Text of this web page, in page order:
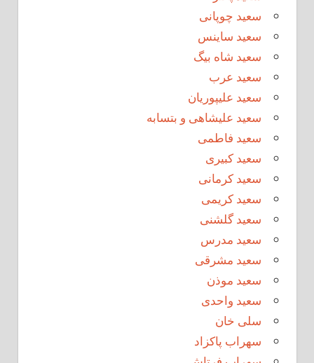
سعید چوپانی
سعید ساینس
سعید شاه بیگ
سعید عرب
سعید علیپوریان
سعید علیشاهی و بتسابه
سعید فاطمی
سعید کبیری
سعید کرمانی
سعید کریمی
سعید گلشنی
سعید مدرس
سعید مشرقی
سعید موذن
سعید واحدی
سلی خان
سهراب پاکزاد